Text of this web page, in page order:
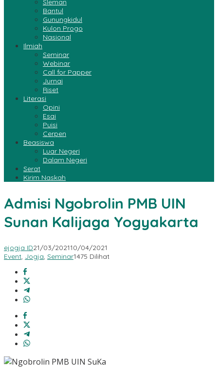
Sleman
Bantul
Gunungkidul
Kulon Progo
Nasional
Ilmiah
Seminar
Webinar
Call for Papper
Jurnai
Riset
Literasi
Opini
Esai
Puisi
Cerpen
Beasiswa
Luar Negeri
Dalam Negeri
Serat
Kirim Naskah
Admisi Ngobrolin PMB UIN
Sunan Kalijaga Yogyakarta
ejogja ID21/03/202110/04/2021
Event, Jogja, Seminar1475 Dilihat